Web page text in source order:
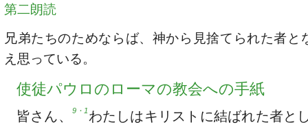
第二朗読
兄弟たちのためならば、神から見捨てられた者と
え思っている。
使徒パウロのローマの教会への手紙
皆さん、 9・1 わたしはキリストに結ばれた者と